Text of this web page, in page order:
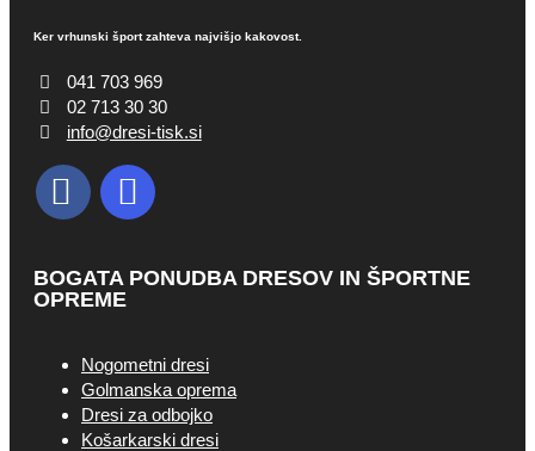
Ker vrhunski šport zahteva najvišjo kakovost.
041 703 969
02 713 30 30
info@dresi-tisk.si
BOGATA PONUDBA DRESOV IN ŠPORTNE
OPREME
Nogometni dresi
Golmanska oprema
Dresi za odbojko
Košarkarski dresi